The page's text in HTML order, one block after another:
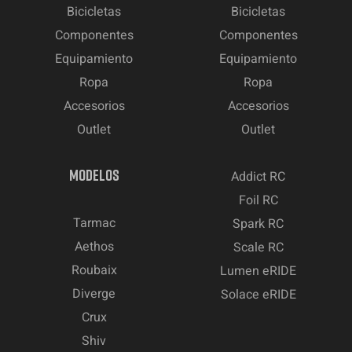
Bicicletas
Componentes
Equipamiento
Ropa
Accesorios
Outlet
Bicicletas
Componentes
Equipamiento
Ropa
Accesorios
Outlet
MODELOS
Tarmac
Aethos
Roubaix
Diverge
Crux
Shiv
Addict RC
Foil RC
Spark RC
Scale RC
Lumen eRIDE
Solace eRIDE